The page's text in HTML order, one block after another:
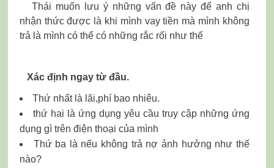
Thái muốn lưu ý những vấn đề này để anh chị
nhận thức được là khi mình vay tiền mà mình không
trả là mình có thể có những rắc rối như thế
Xác định ngay từ đầu.
Thứ nhất là lãi,phí bao nhiêu.
thứ hai là ứng dụng yêu cầu truy cập những ứng
dụng gì trên điện thoại của mình
Thứ ba là nếu không trả nợ ảnh hưởng như thế
nào?